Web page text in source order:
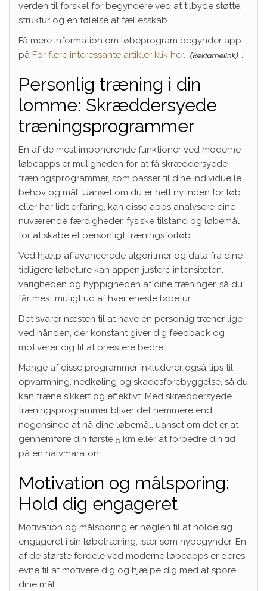
verden til forskel for begyndere ved at tilbyde støtte,
struktur og en følelse af fællesskab.
Få mere information om løbeprogram begynder app
på For flere interessante artikler klik her. .
Personlig træning i din
lomme: Skræddersyede
træningsprogrammer
En af de mest imponerende funktioner ved moderne
løbeapps er muligheden for at få skræddersyede
træningsprogrammer, som passer til dine individuelle
behov og mål. Uanset om du er helt ny inden for løb
eller har lidt erfaring, kan disse apps analysere dine
nuværende færdigheder, fysiske tilstand og løbemål
for at skabe et personligt træningsforløb.
Ved hjælp af avancerede algoritmer og data fra dine
tidligere løbeture kan appen justere intensiteten,
varigheden og hyppigheden af dine træninger, så du
får mest muligt ud af hver eneste løbetur.
Det svarer næsten til at have en personlig træner lige
ved hånden, der konstant giver dig feedback og
motiverer dig til at præstere bedre.
Mange af disse programmer inkluderer også tips til
opvarmning, nedkøling og skadesforebyggelse, så du
kan træne sikkert og effektivt. Med skræddersyede
træningsprogrammer bliver det nemmere end
nogensinde at nå dine løbemål, uanset om det er at
gennemføre din første 5 km eller at forbedre din tid
på en halvmaraton.
Motivation og målsporing:
Hold dig engageret
Motivation og målsporing er nøglen til at holde sig
engageret i sin løbetræning, især som nybegynder. En
af de største fordele ved moderne løbeapps er deres
evne til at motivere dig og hjælpe dig med at spore
dine mål.